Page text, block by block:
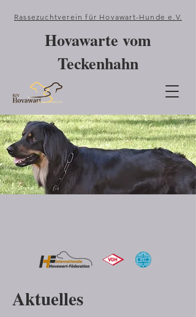
Rassezuchtverein für Hovawart-Hunde e.V.
Hovawarte vom
Teckenhahn
Aktuelles